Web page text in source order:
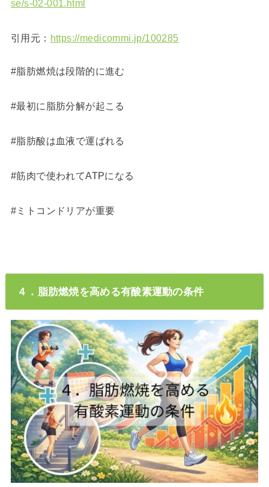
se/s-02-001.html
引用元： https://medicommi.jp/100285
#脂肪燃焼は段階的に進む
#最初に脂肪分解が起こる
#脂肪酸は血液で運ばれる
#筋肉で使われてATPになる
#ミトコンドリアが重要
４．脂肪燃焼を高める有酸素運動の条件